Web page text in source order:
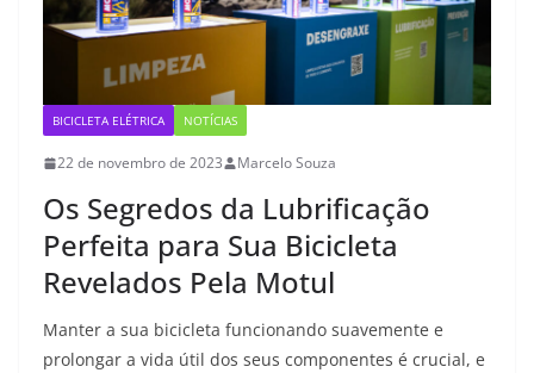
BICICLETA ELÉTRICA NOTÍCIAS
22 de novembro de 2023 Marcelo Souza
Os Segredos da Lubrificação
Perfeita para Sua Bicicleta
Revelados Pela Motul
Manter a sua bicicleta funcionando suavemente e
prolongar a vida útil dos seus componentes é crucial, e